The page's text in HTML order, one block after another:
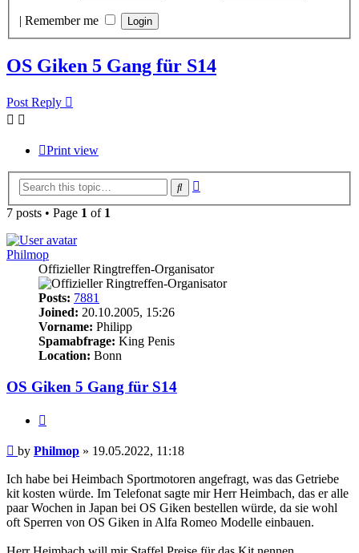
| Remember me
OS Giken 5 Gang für S14
Post Reply
Print view
Search
7 posts • Page 1 of 1
Philmop
Offizieller Ringtreffen-Organisator
Posts: 7881
Joined: 20.10.2005, 15:26
Vorname: Philipp
Spamabfrage: King Penis
Location: Bonn
OS Giken 5 Gang für S14
Post
by Philmop » 19.05.2022, 11:18
Ich habe bei Heimbach Sportmotoren angefragt, was das Getriebe
kit kosten würde. Im Telefonat sagte mir Herr Heimbach, das er alle
paar Wochen in Japan bei OS Giken bestellen würde, da sie wohl
oft Sperren von OS Giken in Alfa Romeo Modelle einbauen.